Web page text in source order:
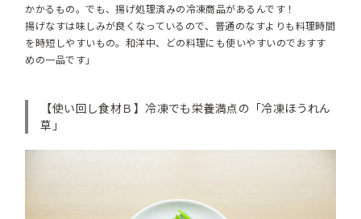
かかるもの。でも、揚げ処理済みの冷凍商品があるんです！
揚げなすは味しみが良くなっているので、普通のなすよりも料理時間
を時短しやすいもの。和洋中、どの料理にも使いやすいのでおすす
めの一品です」
【使い回し食材Ｂ】 冷凍でも栄養満点の「冷凍ほうれん
草」